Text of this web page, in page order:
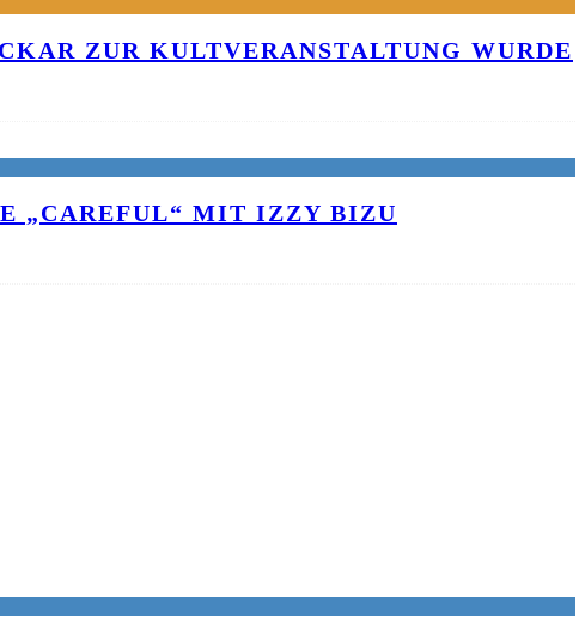
ZUR KULTVERANSTALTUNG WURDE
„CAREFUL“ MIT IZZY BIZU